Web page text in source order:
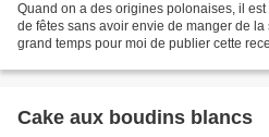
Quand on a des origines polonaises, il
de fêtes sans avoir envie de manger de
grand temps pour moi de publier cette
Cake aux boudins blancs